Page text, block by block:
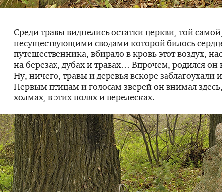
Среди травы виднелись остатки церкви, той
несуществующими сводами которой билось
путешественника, вбирало в кровь этот воздух,
на березах, дубах и травах… Впрочем, родился он
Ну, ничего, травы и деревья вскоре заблагоухали
Первым птицам и голосам зверей он внимал
холмах, в этих полях и перелесках.